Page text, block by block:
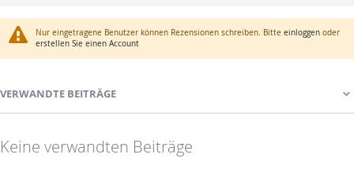
Nur eingetragene Benutzer können Rezensionen schreiben. Bitte einloggen oder
erstellen Sie einen Account
VERWANDTE BEITRÄGE
Keine verwandten Beiträge